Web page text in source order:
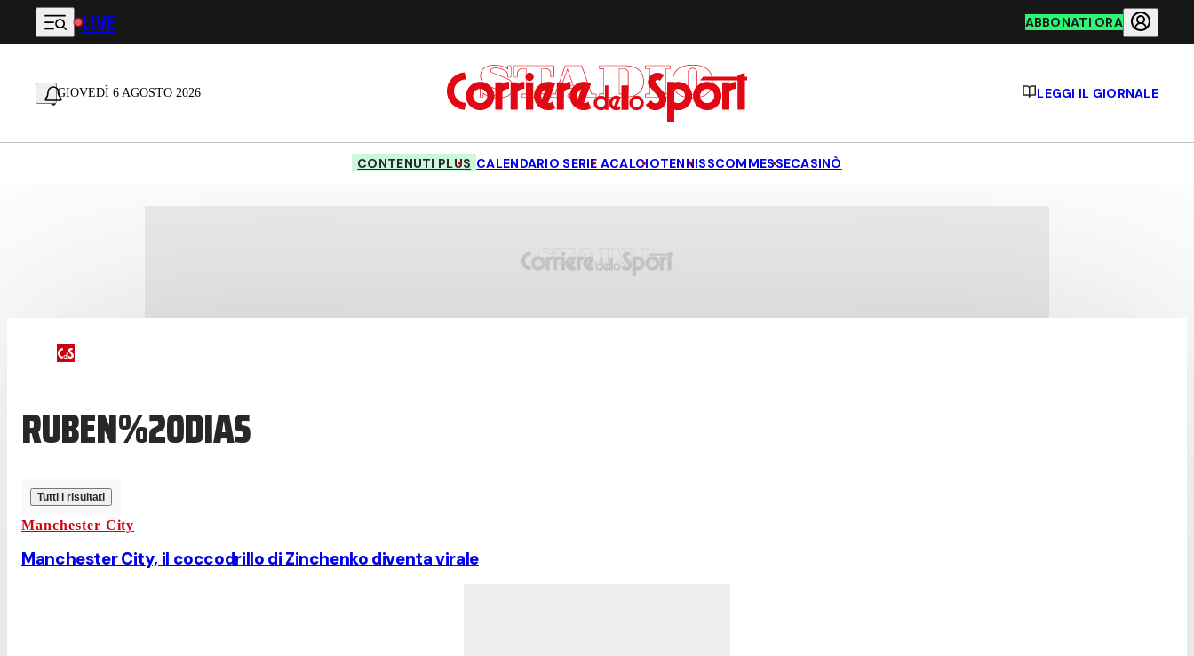
Vai al contenuto principale
LIVE ABBONATI ORA
GIOVEDÌ 6 AGOSTO 2026 LEGGI IL GIORNALE
CONTENUTI PLUS CALENDARIO SERIE ACALCIOTENNISSCOMMESSECASINÒ
RUBEN%20DIAS
Tutti i risultati
Manchester City
Manchester City, il coccodrillo di Zinchenko diventa virale